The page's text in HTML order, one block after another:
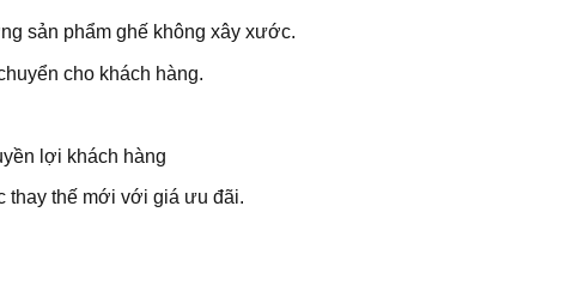
sản phẩm ghế không xây xước.
cho khách hàng.
lợi khách hàng
thay thế mới với giá ưu đãi.